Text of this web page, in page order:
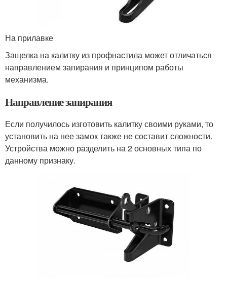
На прилавке
Защелка на калитку из профнастила может отличаться
направлением запирания и принципом работы
механизма.
Направление запирания
Если получилось изготовить калитку своими руками, то
установить на нее замок также не составит сложности.
Устройства можно разделить на 2 основных типа по
данному признаку.